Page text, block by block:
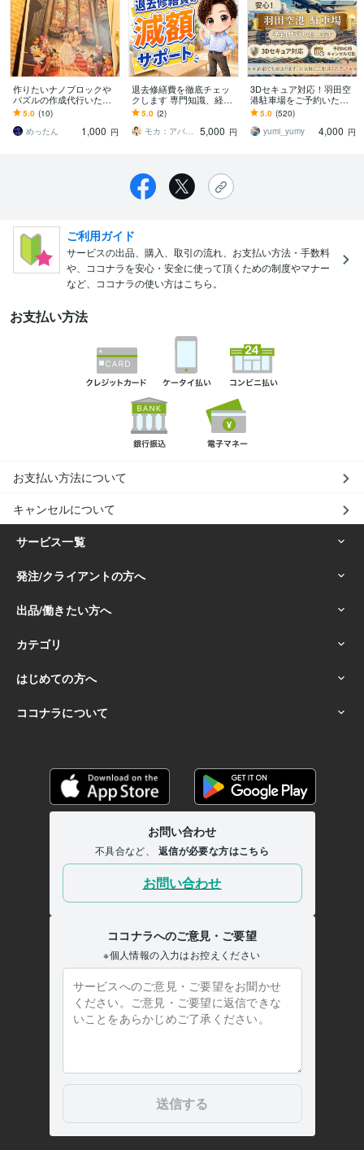
作りたいナノブロックや
パズルの作成代行いたし
ます 眠っている、飾りた
いけど作れないブロック
やパズルありませんか
5.0 (10)
めったん
1,000 円
退去修繕費を徹底チェッ
クします 専門知識、経験
からスピーディーに対
応！
5.0 (2)
モカ：アパートのお悩み相談室
5,000 円
3Dセキュア対応！羽田空
港駐車場をご予約いたし
ます 実績多数！これまで
トラブルゼロ！安心・安
全・丁寧。即購入OK
5.0 (520)
yumi_yumy
4,000 円
ご利用ガイド
サービスの出品、購入、取引の流れ、お支払い方法・手数料
や、ココナラを安心・安全に使って頂くための制度やマナー
など、ココナラの使い方はこちら。
お支払い方法
お支払い方法について
キャンセルについて